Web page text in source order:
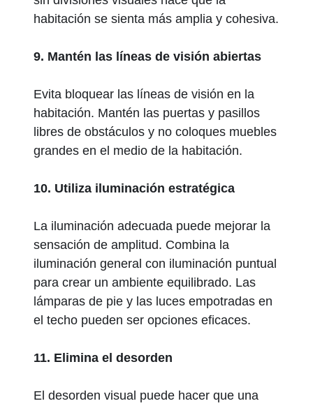
habitación se sienta más amplia y cohesiva.
9. Mantén las líneas de visión abiertas
Evita bloquear las líneas de visión en la
habitación. Mantén las puertas y pasillos
libres de obstáculos y no coloques muebles
grandes en el medio de la habitación.
10. Utiliza iluminación estratégica
La iluminación adecuada puede mejorar la
sensación de amplitud. Combina la
iluminación general con iluminación puntual
para crear un ambiente equilibrado. Las
lámparas de pie y las luces empotradas en
el techo pueden ser opciones eficaces.
11. Elimina el desorden
El desorden visual puede hacer que una